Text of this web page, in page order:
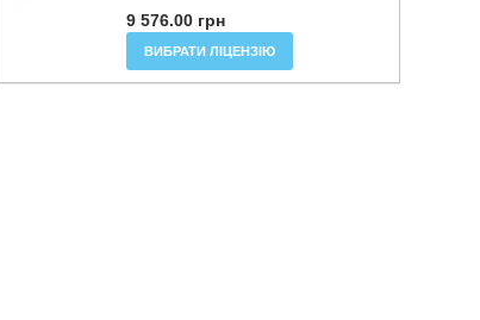
9 576.00 грн
ВИБРАТИ ЛІЦЕНЗІЮ